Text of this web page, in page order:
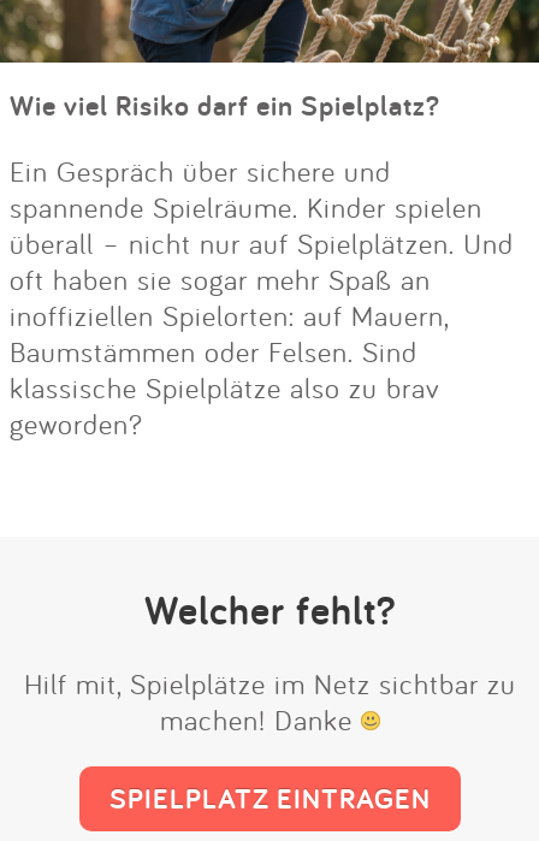
Wie viel Risiko darf ein Spielplatz?
Ein Gespräch über sichere und
spannende Spielräume. Kinder spielen
überall – nicht nur auf Spielplätzen. Und
oft haben sie sogar mehr Spaß an
inoffiziellen Spielorten: auf Mauern,
Baumstämmen oder Felsen. Sind
klassische Spielplätze also zu brav
geworden?
Welcher fehlt?
Hilf mit, Spielplätze im Netz sichtbar zu
machen! Danke
SPIELPLATZ EINTRAGEN